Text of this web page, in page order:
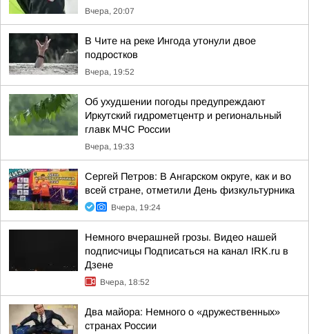
Вчера, 20:07
В Чите на реке Ингода утонули двое
подростков
Вчера, 19:52
Об ухудшении погоды предупреждают
Иркутский гидрометцентр и региональный
главк МЧС России
Вчера, 19:33
Сергей Петров: В Ангарском округе, как и во
всей стране, отметили День физкультурника
Вчера, 19:24
Немного вчерашней грозы. Видео нашей
подписчицы Подписаться на канал IRK.ru в
Дзене
Вчера, 18:52
Два майора: Немного о «дружественных»
странах России